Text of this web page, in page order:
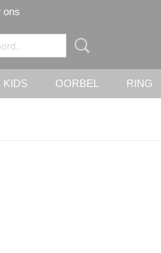
ons
KIDS OORBEL RING